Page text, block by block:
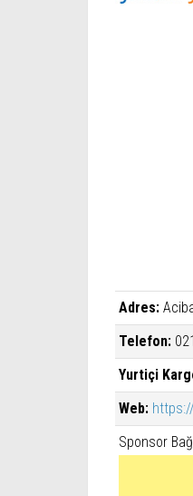
Adres:
Telefon:
Yurtiçi
Web:
Sponsor